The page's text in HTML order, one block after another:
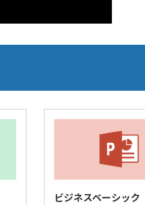
ビジネスベーシック